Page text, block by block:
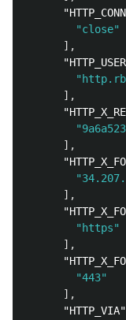
"close"
],
],
],
],
"https"
],
"443"
],
"HTTP_VIA"